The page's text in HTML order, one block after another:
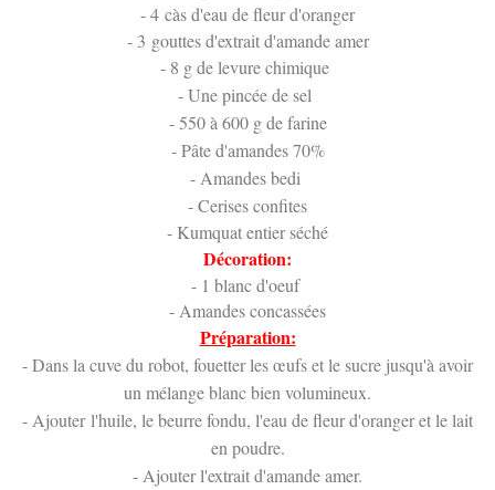
- 4 càs d'eau de fleur d'oranger
- 3 gouttes d'extrait d'amande amer
- 8 g de levure chimique
- Une pincée de sel
- 550 à 600 g de farine
- Pâte d'amandes 70%
- Amandes bedi
- Cerises confites
- Kumquat entier séché
Décoration:
- 1 blanc d'oeuf
- Amandes concassées
Préparation:
- Dans la cuve du robot, fouetter les œufs et le sucre jusqu'à avoir
un mélange blanc bien volumineux.
- Ajouter l'huile, le beurre fondu, l'eau de fleur d'oranger et le lait
en poudre.
- Ajouter l'extrait d'amande amer.